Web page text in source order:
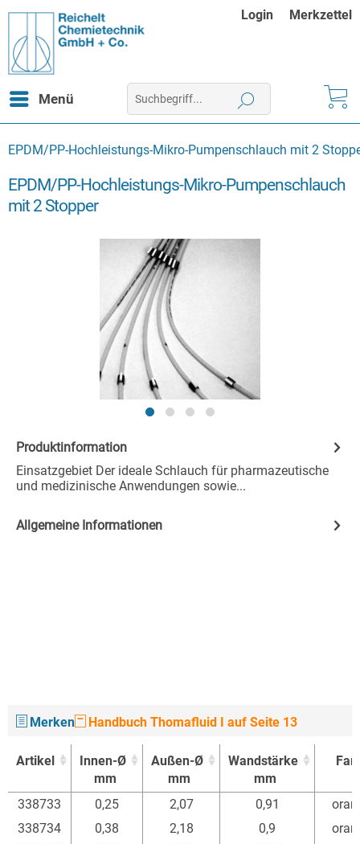
Login Merkzettel
Menü
EPDM/PP-Hochleistungs-Mikro-Pumpenschlauch mit 2
EPDM/PP-Hochleistungs-Mikro-Pumpenschlauch
mit 2 Stopper
Produktinformation
Einsatzgebiet Der ideale Schlauch für pharmazeutische
und medizinische Anwendungen sowie...
Allgemeine Informationen
Merken Handbuch Thomafluid I auf Seite 13
Artikel
Innen-Ø
mm
Außen-Ø
mm
Wandstärke
mm
Artikel
Innen-Ø
Außen-Ø
Wandstärke
338733 0,25 2,07 0,91
338734
0,38 2,18 0,9